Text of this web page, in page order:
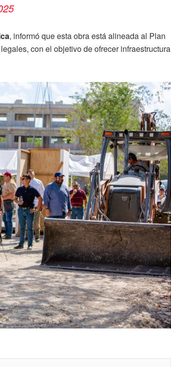
, informó que esta obra está alineada al Plan
con el objetivo de ofrecer infraestructura